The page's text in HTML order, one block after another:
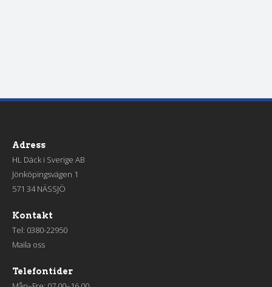
Adress
HL Däck i Sverige AB
Jönköpingsvägen 1
571 34 NÄSSJÖ
Kontakt
Tel: 0380-22950
Maila oss
Telefontider